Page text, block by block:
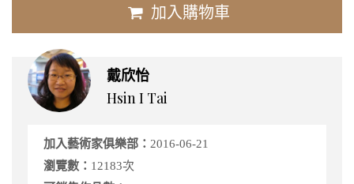
加入購物車
戴欣怡
Hsin I Tai
加入藝術家俱樂部： 2016-06-21
瀏覽數： 12183次